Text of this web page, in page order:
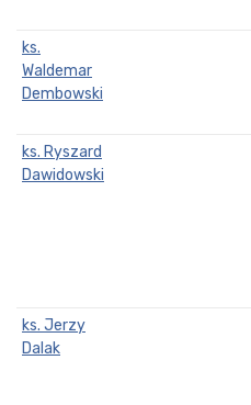
ks.
Waldemar
Dembowski
ks. Ryszard
Dawidowski
ks. Jerzy
Dalak